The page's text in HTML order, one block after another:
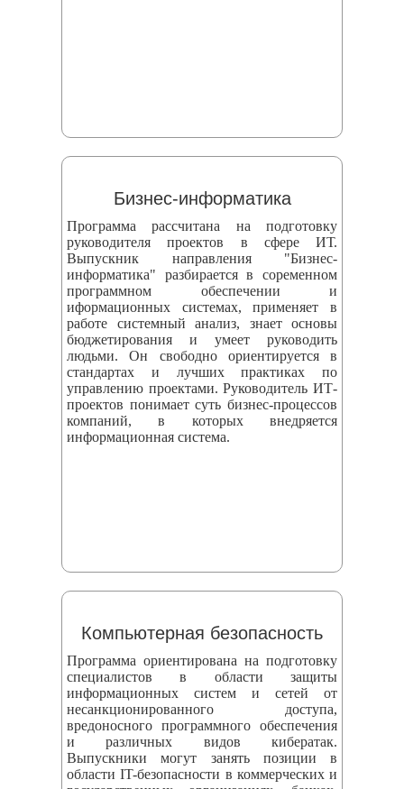
Бизнес-информатика
Программа рассчитана на подготовку
руководителя проектов в сфере ИТ.
Выпускник направления "Бизнес-
информатика" разбирается в соременном
программном обеспечении и
иформационных системах, применяет в
работе системный анализ, знает основы
бюджетирования и умеет руководить
людьми. Он свободно ориентируется в
стандартах и лучших практиках по
управлению проектами. Руководитель ИТ-
проектов понимает суть бизнес-процессов
компаний, в которых внедряется
информационная система.
Компьютерная безопасность
Программа ориентирована на подготовку
специалистов в области защиты
информационных систем и сетей от
несанкционированного доступа,
вредоносного программного обеспечения
и различных видов кибератак.
Выпускники могут занять позиции в
области IT-безопасности в коммерческих и